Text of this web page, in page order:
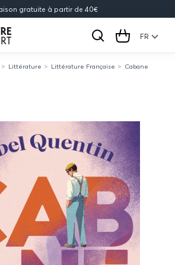
gratuite à partir de 40€
Rechercher
Cart FR
Littérature Littérature Française Cabane